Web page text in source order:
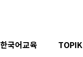
한국어교육 TOPIK